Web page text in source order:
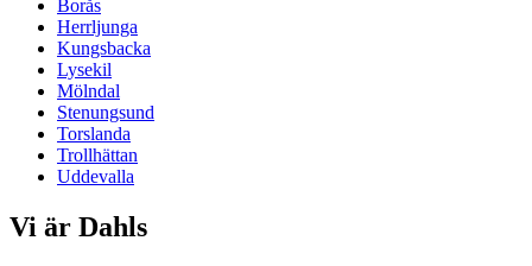
Borås
Herrljunga
Kungsbacka
Lysekil
Mölndal
Stenungsund
Torslanda
Trollhättan
Uddevalla
Vi är Dahls